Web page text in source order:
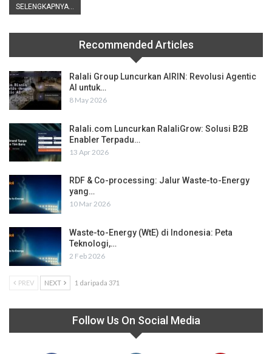
SELENGKAPNYA...
Recommended Articles
Ralali Group Luncurkan AIRIN: Revolusi Agentic
AI untuk…
8 May 2026
Ralali.com Luncurkan RalaliGrow: Solusi B2B
Enabler Terpadu…
13 Apr 2026
RDF & Co-processing: Jalur Waste-to-Energy
yang…
10 Mar 2026
Waste-to-Energy (WtE) di Indonesia: Peta
Teknologi,…
2 Feb 2026
PREV NEXT 1 daripada 371
Follow Us On Social Media